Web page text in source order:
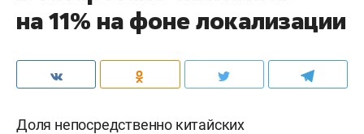
на 11% на фоне локализации
Доля непосредственно китайских